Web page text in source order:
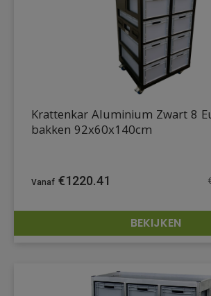
Krattenkar Aluminium Zwart 8
bakken 92x60x140cm
€1220.41 €
BEKIJKEN